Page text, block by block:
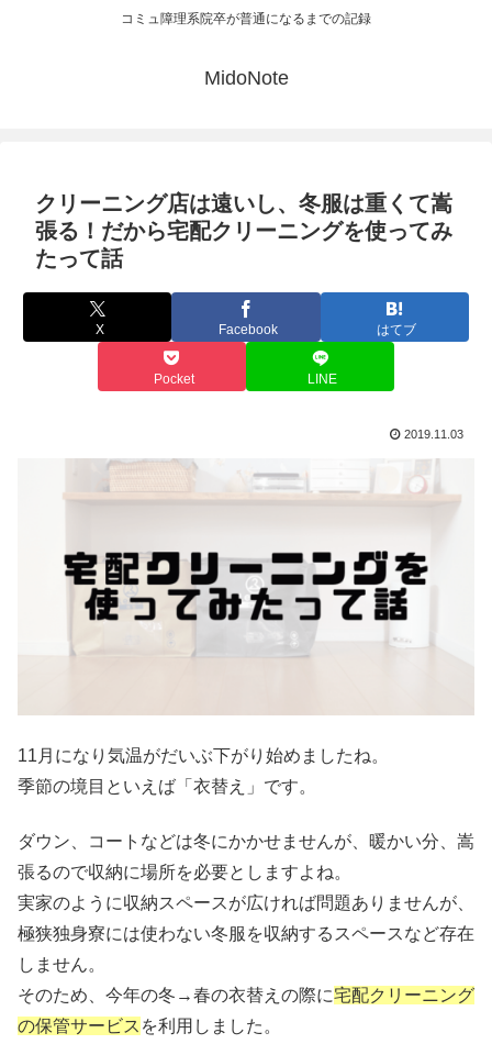
コミュ障理系院卒が普通になるまでの記録
MidoNote
クリーニング店は遠いし、冬服は重くて嵩
張る！だから宅配クリーニングを使ってみ
たって話
X Facebook はてブ
Pocket LINE
2019.11.03
11月になり気温がだいぶ下がり始めましたね。
季節の境目といえば「衣替え」です。
ダウン、コートなどは冬にかかせませんが、暖かい分、嵩
張るので収納に場所を必要としますよね。
実家のように収納スペースが広ければ問題ありませんが、
極狭独身寮には使わない冬服を収納するスペースなど存在
しません。
そのため、今年の冬→春の衣替えの際に宅配クリーニング
の保管サービス を利用しました。